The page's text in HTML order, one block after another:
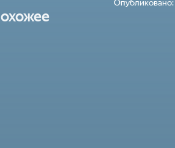
Опубликовано: